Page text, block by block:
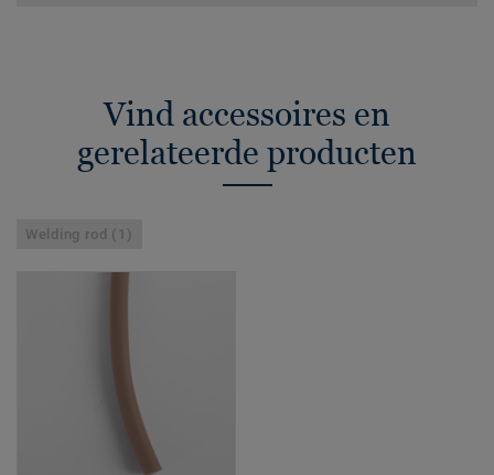
Vind accessoires en
gerelateerde producten
Welding rod (1)